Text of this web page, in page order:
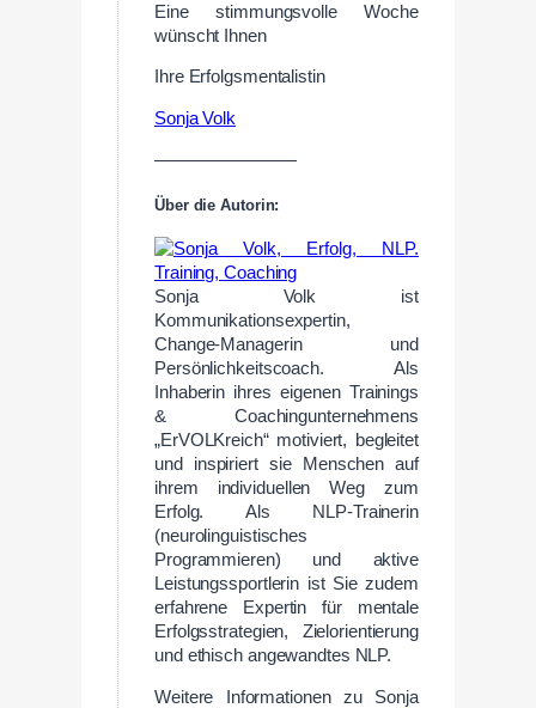
Eine stimmungsvolle Woche
wünscht Ihnen
Ihre Erfolgsmentalistin
Sonja Volk
————————
Über die Autorin:
Sonja Volk ist
Kommunikationsexpertin,
Change-Managerin und
Persönlichkeitscoach. Als
Inhaberin ihres eigenen Trainings
& Coachingunternehmens
„ErVOLKreich“ motiviert, begleitet
und inspiriert sie Menschen auf
ihrem individuellen Weg zum
Erfolg. Als NLP-Trainerin
(neurolinguistisches
Programmieren) und aktive
Leistungssportlerin ist Sie zudem
erfahrene Expertin für mentale
Erfolgsstrategien, Zielorientierung
und ethisch angewandtes NLP.
Weitere Informationen zu Sonja